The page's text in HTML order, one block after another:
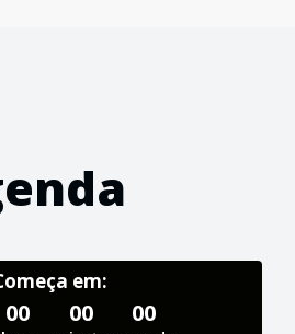
em:
00 00 00